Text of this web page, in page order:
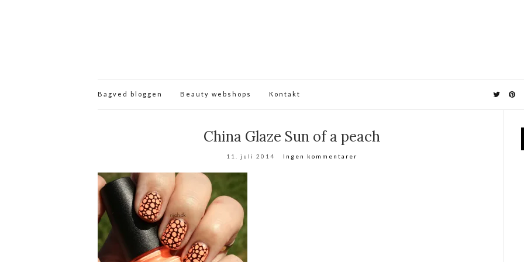
Bagved bloggen Beauty webshops Kontakt
China Glaze Sun of a peach
11. juli 2014 Ingen kommentarer